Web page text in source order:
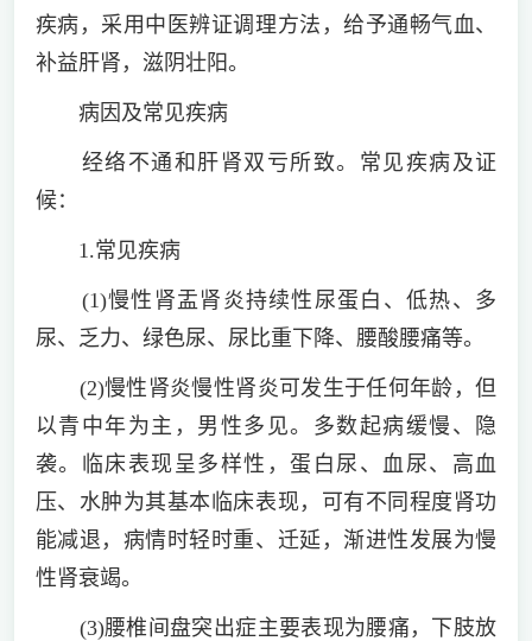
疾病，采用中医辨证调理方法，给予通畅气血、
补益肝肾，滋阴壮阳。
病因及常见疾病
经络不通和肝肾双亏所致。常见疾病及证
候：
1.常见疾病
(1)慢性肾盂肾炎持续性尿蛋白、低热、多
尿、乏力、绿色尿、尿比重下降、腰酸腰痛等。
(2)慢性肾炎慢性肾炎可发生于任何年龄，但
以青中年为主，男性多见。多数起病缓慢、隐
袭。临床表现呈多样性，蛋白尿、血尿、高血
压、水肿为其基本临床表现，可有不同程度肾功
能减退，病情时轻时重、迁延，渐进性发展为慢
性肾衰竭。
(3)腰椎间盘突出症主要表现为腰痛，下肢放